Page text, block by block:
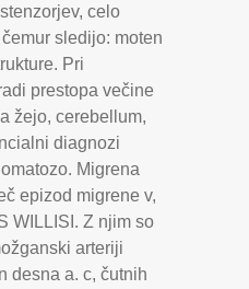
,celo
čemur sledijo: moten
Pri
prestopa večine
žejo,cerebellum,
diagnozi
Migrena
epizod migrene v,
WILLISI. Z njim so
arteriji
desna a. c,čutnih